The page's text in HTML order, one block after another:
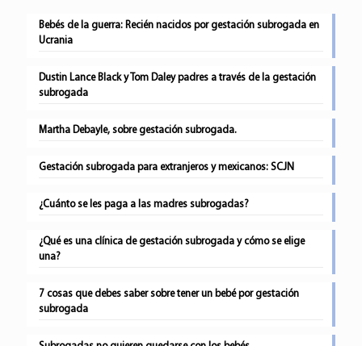
Bebés de la guerra: Recién nacidos por gestación subrogada en
Ucrania
Dustin Lance Black y Tom Daley padres a través de la gestación
subrogada
Martha Debayle, sobre gestación subrogada.
Gestación subrogada para extranjeros y mexicanos: SCJN
¿Cuánto se les paga a las madres subrogadas?
¿Qué es una clínica de gestación subrogada y cómo se elige
una?
7 cosas que debes saber sobre tener un bebé por gestación
subrogada